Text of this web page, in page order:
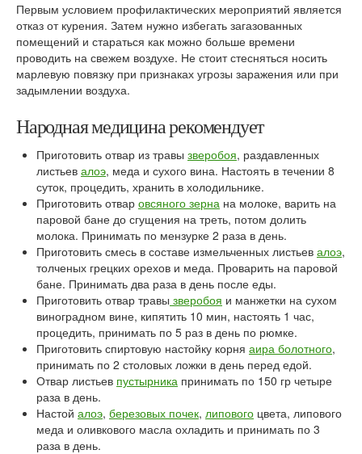
Первым условием профилактических мероприятий является
отказ от курения. Затем нужно избегать загазованных
помещений и стараться как можно больше времени
проводить на свежем воздухе. Не стоит стесняться носить
марлевую повязку при признаках угрозы заражения или при
задымлении воздуха.
Народная медицина рекомендует
Приготовить отвар из травы зверобоя, раздавленных
листьев алоэ, меда и сухого вина. Настоять в течении 8
суток, процедить, хранить в холодильнике.
Приготовить отвар овсяного зерна на молоке, варить на
паровой бане до сгущения на треть, потом долить
молока. Принимать по мензурке 2 раза в день.
Приготовить смесь в составе измельченных листьев алоэ,
толченых грецких орехов и меда. Проварить на паровой
бане. Принимать два раза в день после еды.
Приготовить отвар травы зверобоя и манжетки на сухом
виноградном вине, кипятить 10 мин, настоять 1 час,
процедить, принимать по 5 раз в день по рюмке.
Приготовить спиртовую настойку корня аира болотного,
принимать по 2 столовых ложки в день перед едой.
Отвар листьев пустырника принимать по 150 гр четыре
раза в день.
Настой алоэ, березовых почек, липового цвета, липового
меда и оливкового масла охладить и принимать по 3
раза в день.